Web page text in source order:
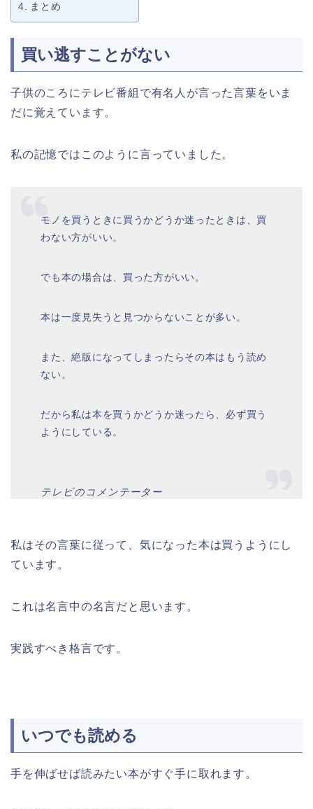
まとめ
買い逃すことがない
子供のころにテレビ番組で有名人が言った言葉をいま
だに覚えています。
私の記憶ではこのように言っていました。
モノを買うときに買うかどうか迷ったときは、買
わない方がいい。
でも本の場合は、買った方がいい。
本は一度見失うと見つからないことが多い。
また、絶版になってしまったらその本はもう読め
ない。
だから私は本を買うかどうか迷ったら、必ず買う
ようにしている。
テレビのコメンテーター
私はその言葉に従って、気になった本は買うようにし
ています。
これは名言中の名言だと思います。
実践すべき格言です。
いつでも読める
手を伸ばせば読みたい本がすぐ手に取れます。